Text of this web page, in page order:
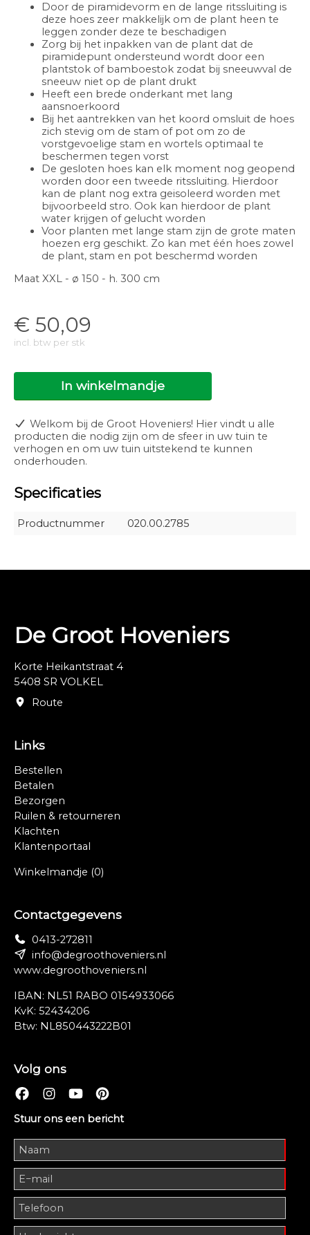
Door de piramidevorm en de lange ritssluiting is
deze hoes zeer makkelijk om de plant heen te
leggen zonder deze te beschadigen
Zorg bij het inpakken van de plant dat de
piramidepunt ondersteund wordt door een
plantstok of bamboestok zodat bij sneeuwval de
sneeuw niet op de plant drukt
Heeft een brede onderkant met lang
aansnoerkoord
Bij het aantrekken van het koord omsluit de hoes
zich stevig om de stam of pot om zo de
vorstgevoelige stam en wortels optimaal te
beschermen tegen vorst
De gesloten hoes kan elk moment nog geopend
worden door een tweede ritssluiting. Hierdoor
kan de plant nog extra geisoleerd worden met
bijvoorbeeld stro. Ook kan hierdoor de plant
water krijgen of gelucht worden
Voor planten met lange stam zijn de grote maten
hoezen erg geschikt. Zo kan met één hoes zowel
de plant, stam en pot beschermd worden
Maat XXL - ø 150 - h. 300 cm
€ 50,09
incl. btw per stk
In winkelmandje
Welkom bij de Groot Hoveniers! Hier vindt u alle
producten die nodig zijn om de sfeer in uw tuin te
verhogen en om uw tuin uitstekend te kunnen
onderhouden.
Specificaties
Productnummer 020.00.2785
De Groot Hoveniers
Korte Heikantstraat 4
5408 SR VOLKEL
Route
Links
Bestellen
Betalen
Bezorgen
Ruilen & retourneren
Klachten
Klantenportaal
Winkelmandje (0)
Contactgegevens
0413-272811
info@degroothoveniers.nl
www.degroothoveniers.nl
IBAN: NL51 RABO 0154933066
KvK: 52434206
Btw: NL850443222B01
Volg ons
Stuur ons een bericht